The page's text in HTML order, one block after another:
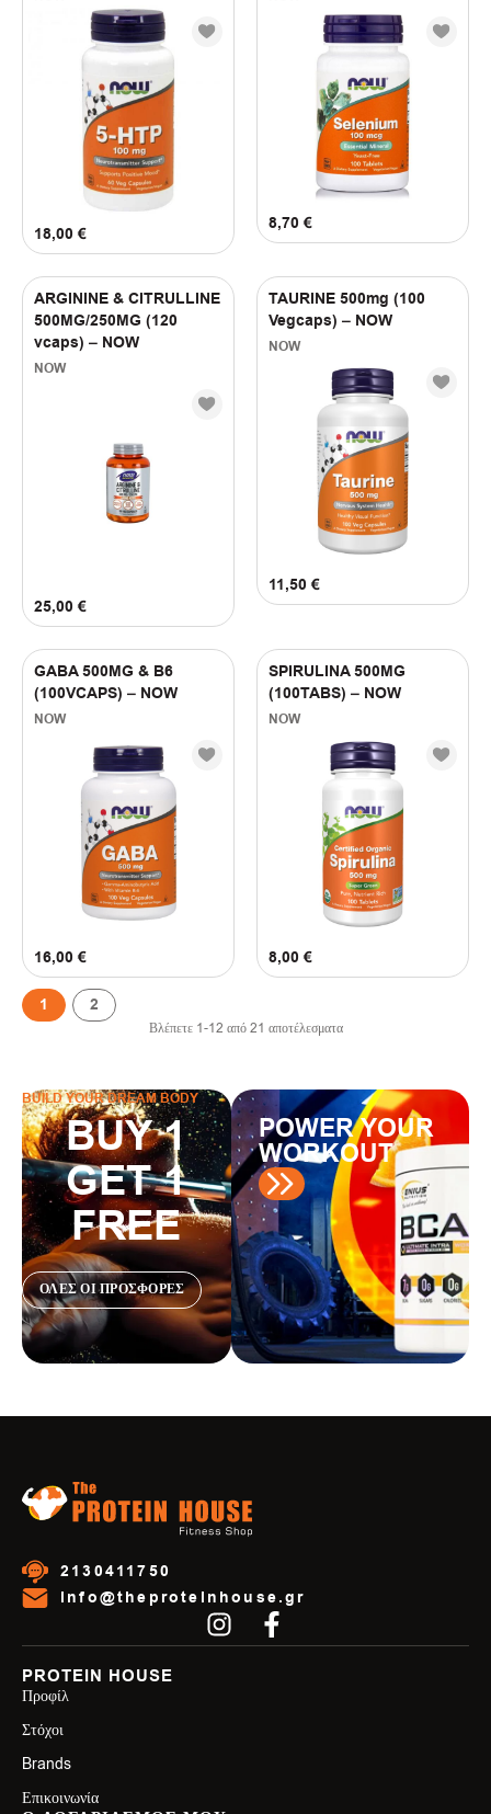
Βλέπετε 1-12 από21 αποτέλεσματα
18,00 € 8,70 €
ARGININE & CITRULLINE
500MG/250MG (120
vcaps) – NOW
NOW
25,00 €
TAURINE 500mg (100
Vegcaps) – NOW
NOW
11,50 €
GABA 500MG & B6
(100VCAPS) – NOW
NOW
16,00 €
SPIRULINA 500MG
(100TABS) – NOW
NOW
8,00 €
1 2
BUILD YOUR DREAM BODY
BUY 1
GET 1
FREE
ΟΛΕΣ ΟΙ ΠΡΟΣΦΟΡΕΣ
POWER YOUR
WORKOUT
2130411750
info@theproteinhouse.gr
PROTEIN HOUSE
Προφίλ
Στόχοι
Brands
Επικοινωνία